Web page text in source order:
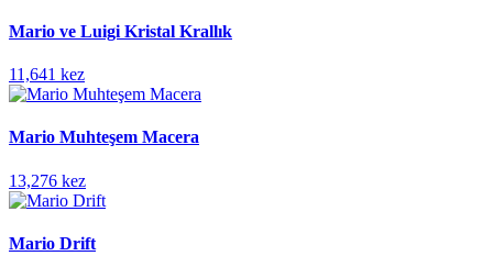
Mario ve Luigi Kristal Krallık
11,641 kez
Mario Muhteşem Macera
13,276 kez
Mario Drift